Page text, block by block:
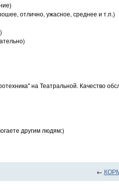
отлично, ужасное, среднее и т.п.)
на Театральной. Качество
другим людям:)
←